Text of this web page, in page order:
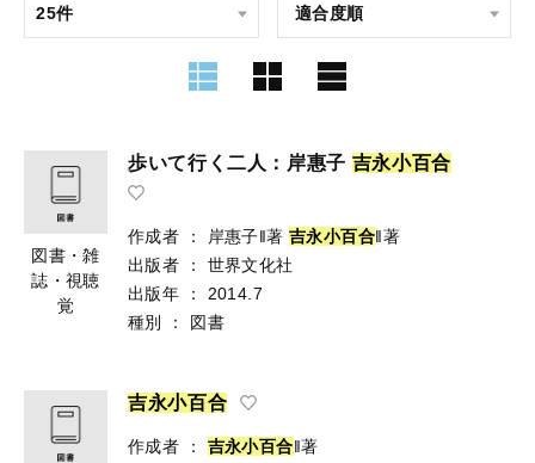
図書・雑
誌・視聴
覚
歩いて行く二人：岸惠子 吉永小百合
作成者 ： 岸惠子‖著 吉永小百合‖著
出版者
：
世界文化社
出版年
：
2014.7
種別
： 図書
吉永小百合
作成者 ： 吉永小百合‖著